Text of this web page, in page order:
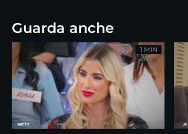
Guarda anche
1 MIN